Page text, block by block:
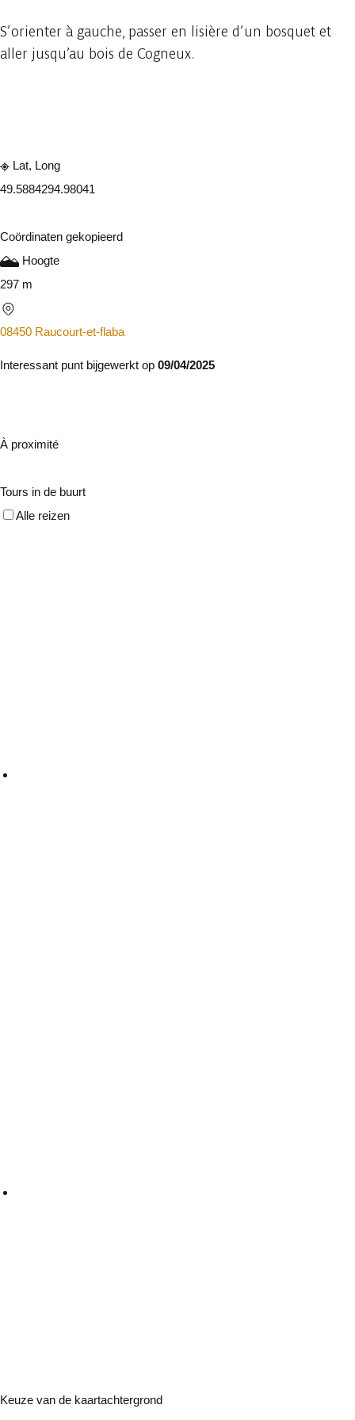
S’orienter à gauche, passer en lisière d’un bosquet et
aller jusqu’au bois de Cogneux.
Lat, Long
49.5884294.98041
Coördinaten gekopieerd
Hoogte
297 m
08450 Raucourt-et-flaba
Interessant punt bijgewerkt op 09/04/2025
À proximité
Tours in de buurt
Alle reizen
Keuze van de kaartachtergrond